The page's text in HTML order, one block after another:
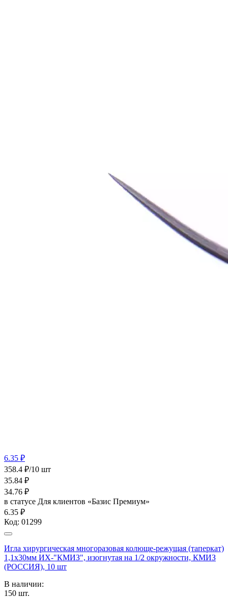
6.35 ₽
358.4 ₽/10 шт
35.84 ₽
34.76 ₽
в статусе Для клиентов «Базис Премиум»
6.35 ₽
Код: 01299
Игла хирургическая многоразовая колюще-режущая (таперкат)
1,1х30мм ИХ-"КМИЗ", изогнутая на 1/2 окружности, КМИЗ
(РОССИЯ), 10 шт
В наличии:
150 шт.